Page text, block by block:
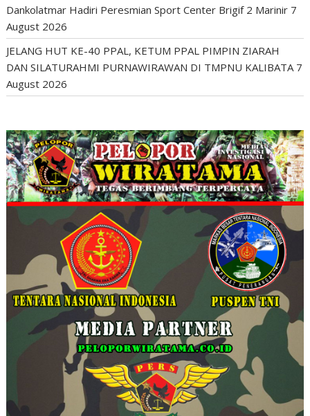
Dankolatmar Hadiri Peresmian Sport Center Brigif 2 Marinir 7
August 2026
JELANG HUT KE-40 PPAL, KETUM PPAL PIMPIN ZIARAH
DAN SILATURAHMI PURNAWIRAWAN DI TMPNU KALIBATA 7
August 2026